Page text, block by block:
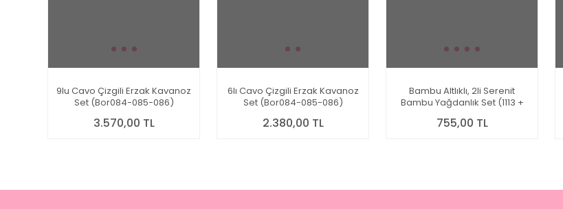
9lu Cavo Çizgili Erzak Kavanoz
Set (Bor084-085-086)
3.570,00 TL
6lı Cavo Çizgili Erzak Kavanoz
Set (Bor084-085-086)
2.380,00 TL
Bambu Altlıklı, 2li Serenit
Bambu Yağdanlık Set (1113 +
755,00 TL